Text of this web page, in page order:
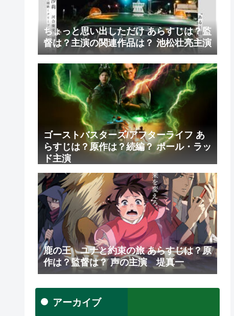
ちょっと思い出しただけ あらすじは？監
督は？主演の関連作品は？ 池松壮亮主演
ゴーストバスターズ/アフターライフ あ
らすじは？原作は？続編？ ポール・ラッ
ド主演
鹿の王 ユナと約束の旅 あらすじは？原
作は？監督は？ 声の主演 堤真一
アーカイブ